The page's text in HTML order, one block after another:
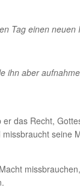
Tag einen neuen
ihn aber
das Recht,